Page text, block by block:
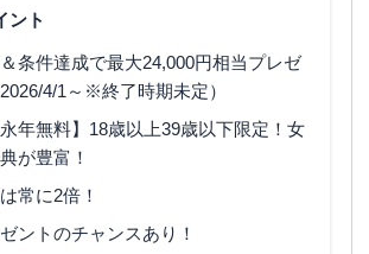
間 最短1週間
大） 0.3％～0.78％
ント
条件達成で最大24,000円相当プレゼ
4/1～※終了時期未定）
永年無料】18歳以上39歳以下限定！女
が豊富！
常に2倍！
ントのチャンスあり！